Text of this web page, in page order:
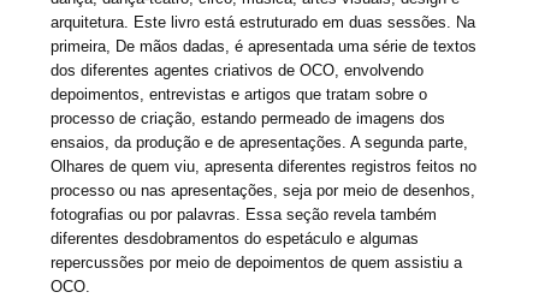
arquitetura. Este livro está estruturado em duas sessões. Na
primeira, De mãos dadas, é apresentada uma série de textos
dos diferentes agentes criativos de OCO, envolvendo
depoimentos, entrevistas e artigos que tratam sobre o
processo de criação, estando permeado de imagens dos
ensaios, da produção e de apresentações. A segunda parte,
Olhares de quem viu, apresenta diferentes registros feitos no
processo ou nas apresentações, seja por meio de desenhos,
fotografias ou por palavras. Essa seção revela também
diferentes desdobramentos do espetáculo e algumas
repercussões por meio de depoimentos de quem assistiu a
OCO.